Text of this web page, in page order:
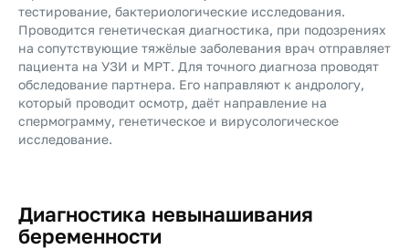
тестирование, бактериологические исследования.
Проводится генетическая диагностика, при подозрениях
на сопутствующие тяжёлые заболевания врач отправляет
пациента на УЗИ и МРТ. Для точного диагноза проводят
обследование партнера. Его направляют к андрологу,
который проводит осмотр, даёт направление на
спермограмму, генетическое и вирусологическое
исследование.
Диагностика невынашивания
беременности